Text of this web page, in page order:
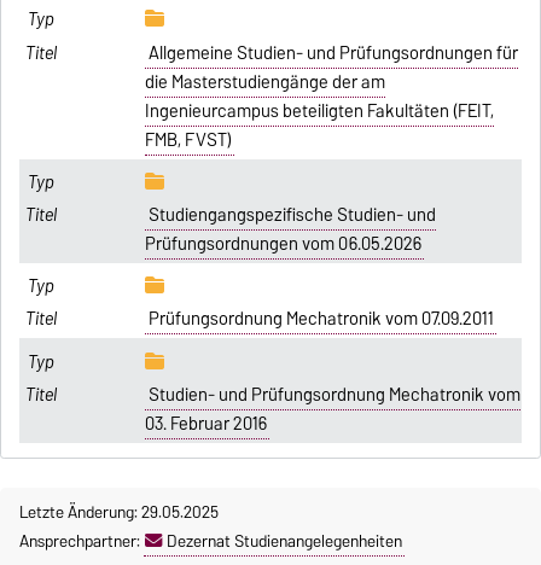
Allgemeine Studien- und Prüfungsordnungen für
die Masterstudiengänge der am
Ingenieurcampus beteiligten Fakultäten (FEIT,
FMB, FVST)
Studiengangspezifische Studien- und
Prüfungsordnungen vom 06.05.2026
Prüfungsordnung Mechatronik vom 07.09.2011
Studien- und Prüfungsordnung Mechatronik vom
03. Februar 2016
Letzte Änderung: 29.05.2025
Ansprechpartner:
Dezernat Studienangelegenheiten